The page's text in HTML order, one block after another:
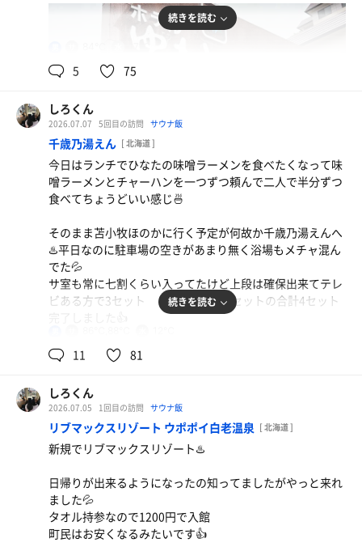
魚ランチ
ランチで魚・肉・天ぷらの3種類から選びます
水
続きを読む
5 75
しろくん
2026.07.07 5回目の訪問 サウナ飯
千歳乃湯えん [ 北海道 ]
今日はランチでひなたの味噌ラーメンを食べたくなって味
噌ラーメンとチャーハンを一つずつ頼んで二人で半分ずつ
食べてちょうどいい感じ🍜
そのまま苫小牧ほのかに行く予定が何故か千歳乃湯えんへ
♨️平日なのに駐車場の空きがあまり無く浴場もメチャ混ん
でた💦
サ室も常に七割くらい入ってたけど上段は確保出来てテレ
ビある方で3セット テレビ無しで1セットの合計4セット
外気浴も気持ち良かったけどさすが千歳‼️
飛行機の音なのか自衛隊のジェット機の音なのかもの凄い
爆音🛫🛩️
絶対に無い事だけど今落ちたら生きてはいられないって思
ってしまいゆっくりととのえ無かった💦
サウイキの皆さんも全裸で飛行機が落ちるとか近くで爆発
事故が発生したらって考えた事ありますか😅
いつも相方とサ活してるけど私とか相方のどちらかが具合
続きを読む
11 81
しろくん
2026.07.05 1回目の訪問 サウナ飯
リブマックスリゾート ウポポイ白老温泉 [ 北海道 ]
新規でリブマックスリゾート♨️
日帰りが出来るようになったの知ってましたがやっと来れ
ました💦
タオル持参なので1200円で入館
町民はお安くなるみたいです👍